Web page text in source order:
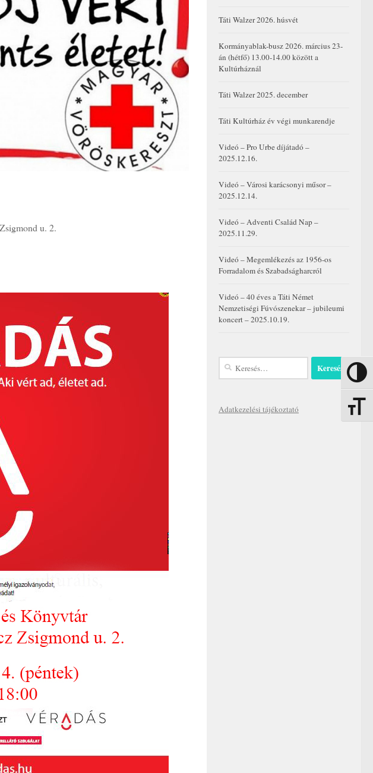
Nagy
u. 2.
Táti Walzer 2026. húsvét
Kormányablak-busz 2026. március 23-
án (hétfő) 13.00-14.00 között a
Kultúrháznál
Táti Walzer 2025. december
Táti Kultúrház év végi munkarendje
Videó – Pro Urbe díjátadó –
2025.12.16.
Videó – Városi karácsonyi műsor –
2025.12.14.
Videó – Adventi Család Nap –
2025.11.29.
Videó – Megemlékezés az 1956-os
Forradalom és Szabadságharcról
Videó – 40 éves a Táti Német
Nemzetiségi Fúvószenekar – jubileumi
koncert – 2025.10.19.
Keresés:
Adatkezelési tájékoztató